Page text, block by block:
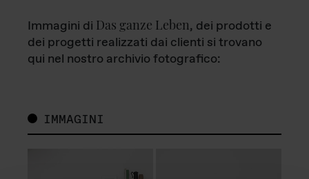
Immagini di Das ganze Leben, dei prodotti e
dei progetti realizzati dai clienti si trovano
qui nel nostro archivio fotografico:
IMMAGINI